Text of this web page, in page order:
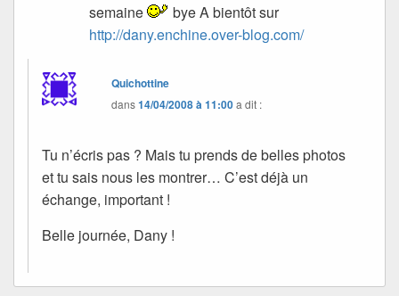
semaine
bye A bientôt sur
http://dany.enchine.over-blog.com/
Quichottine
dans14/04/2008 à 11:00a dit :
Tu n’écris pas ? Mais tu prends de belles photos
et tu sais nous les montrer… C’est déjà un
échange, important !
Belle journée, Dany !